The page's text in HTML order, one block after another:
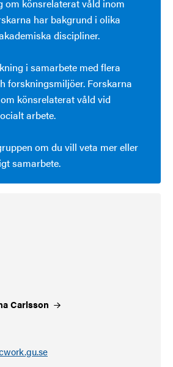
om könsrelaterat våld inom
har bakgrund i olika
discipliner.
i samarbete med flera
forskningsmiljöer. Forskarna
könsrelaterat våld vid
arbete.
om du vill veta mer eller
samarbete.
Carlsson